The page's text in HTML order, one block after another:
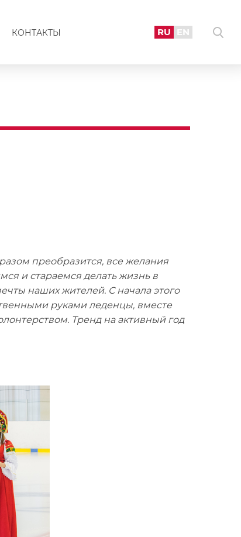
КОНТАКТЫ RU EN
преобразится, все желания
и стараемся делать жизнь в
наших жителей. С начала этого
руками леденцы, вместе
Тренд на активный год